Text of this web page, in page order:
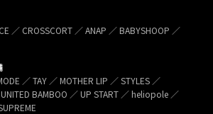
／ CROSSCORT ／ ANAP ／ BABYSHOOP ／
／ TAY ／ MOTHER LIP ／ STYLES ／
UNITED BAMBOO ／ UP START ／ heliopole ／